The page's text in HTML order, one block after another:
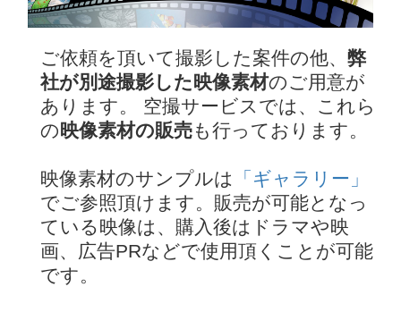
ご依頼を頂いて撮影した案件の他、 弊
社が別途撮影した映像素材のご用意が
あります。 空撮サービスでは、これら
の 映像素材の販売も行っております。
映像素材のサンプルは
「ギャラリー」
でご参照頂けます。販売が可能となっ
ている映像は、購入後はドラマや映
画、広告PRなどで使用頂くことが可能
です。